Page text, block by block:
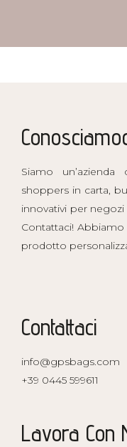
Siamo
shoppers in carta,
innovativi per
Contattaci!
prodotto
Contattaci
info@gpsbags.com
+39 0445 599611
Lavora Con